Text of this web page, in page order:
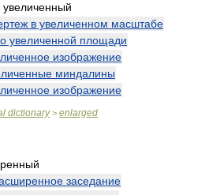
увеличенный
в увеличенном масштабе
увеличенной площади
изображение
миндалины
изображение
dictionary> enlarged
заседание